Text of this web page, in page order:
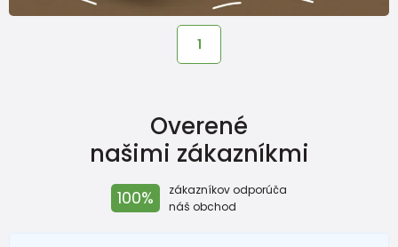
1
Overené
našimi zákazníkmi
100%
zákazníkov odporúča
náš obchod